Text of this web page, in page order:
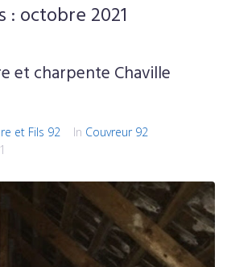
: octobre 2021
et charpente Chaville
et Fils 92 In Couvreur 92